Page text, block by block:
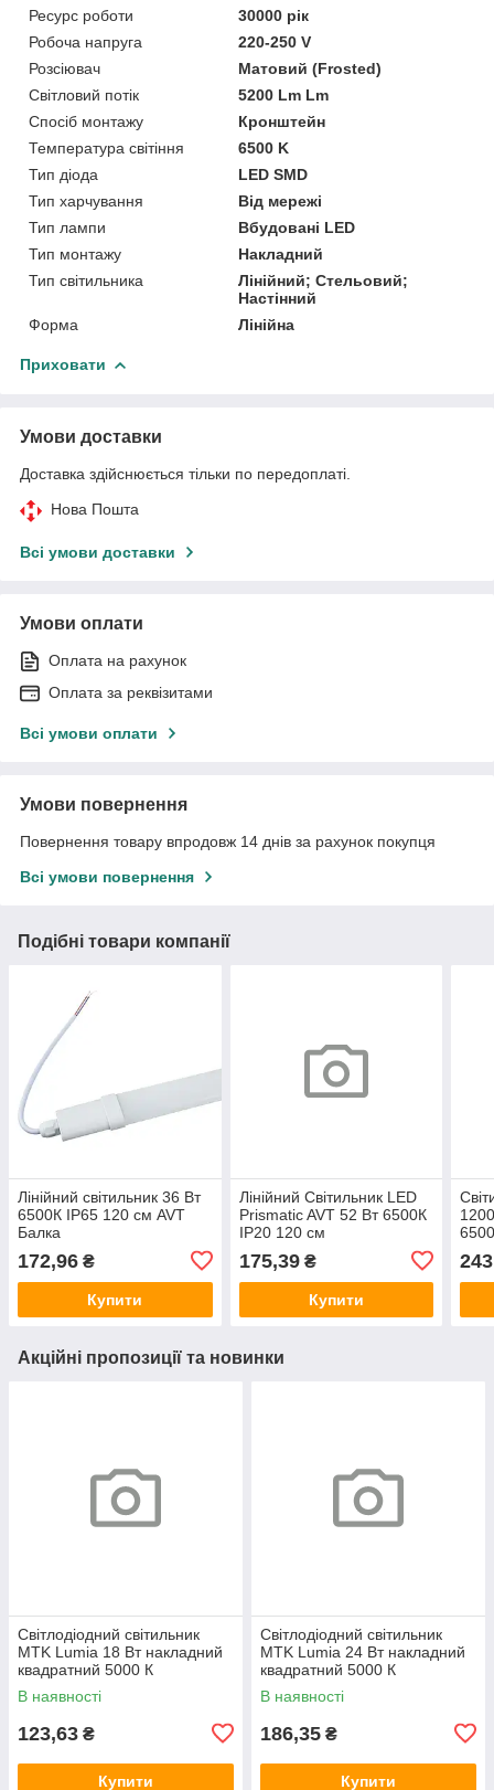
Ресурс роботи
30000 рік
Робоча напруга
220-250 V
Розсіювач
Матовий (Frosted)
Світловий потік
5200 Lm Lm
Спосіб монтажу
Кронштейн
Температура світіння
6500 K
Тип діода
LED SMD
Тип харчування
Від мережі
Тип лампи
Вбудовані LED
Тип монтажу
Накладний
Тип світильника
Лінійний; Стельовий;
Настінний
Форма
Лінійна
Приховати
Умови доставки
Доставка здійснюється тільки по передоплаті.
Нова Пошта
Всі умови доставки
Умови оплати
Оплата на рахунок
Оплата за реквізитами
Всі умови оплати
Умови повернення
Повернення товару впродовж 14 днів за рахунок покупця
Всі умови повернення
Подібні товари компанії
Лінійний світильник 36 Вт
6500К IP65 120 см AVT
Балка
172,96 ₴
Купити
Лінійний Світильник LED
Prismatic AVT 52 Вт 6500К
IP20 120 см
175,39₴
Купити
Акційні пропозиції та новинки
Світлодіодний світильник
MTK Lumia 18 Вт накладний
квадратний 5000 К
В наявності
123,63 ₴
Купити
Світлодіодний світильник
MTK Lumia 24 Вт накладний
квадратний 5000 К
В наявності
186,35 ₴
Купити